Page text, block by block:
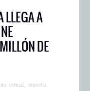
LLEGA A
DE
virtual intercila